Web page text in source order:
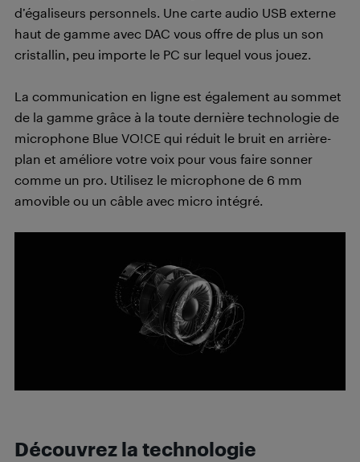
d’égaliseurs personnels. Une carte audio USB externe
haut de gamme avec DAC vous offre de plus un son
cristallin, peu importe le PC sur lequel vous jouez.
La communication en ligne est également au sommet
de la gamme grâce à la toute dernière technologie de
microphone Blue VO!CE qui réduit le bruit en arrière-
plan et améliore votre voix pour vous faire sonner
comme un pro. Utilisez le microphone de 6 mm
amovible ou un câble avec micro intégré.
Découvrez la technologie